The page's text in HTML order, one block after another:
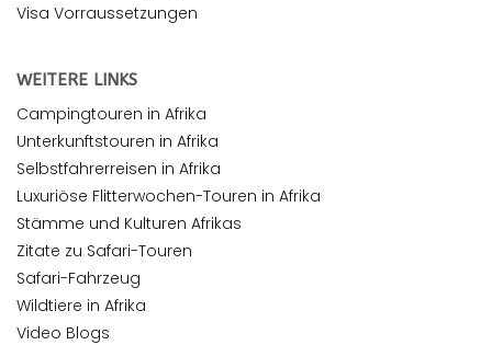
Visa Vorraussetzungen
WEITERE LINKS
Campingtouren in Afrika
Unterkunftstouren in Afrika
Selbstfahrerreisen in Afrika
Luxuriöse Flitterwochen-Touren in Afrika
Stämme und Kulturen Afrikas
Zitate zu Safari-Touren
Safari-Fahrzeug
Wildtiere in Afrika
Video Blogs